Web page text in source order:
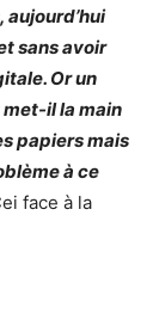
sans avoir
Or un
il la main
papiers mais
à ce
face à la